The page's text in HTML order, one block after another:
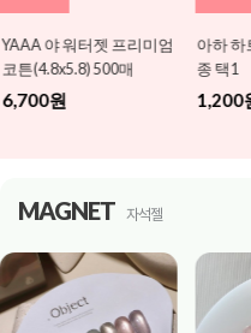
리미엄
아하 하트 스티커 - 라인 5
종 택1
MAGNET 자석젤